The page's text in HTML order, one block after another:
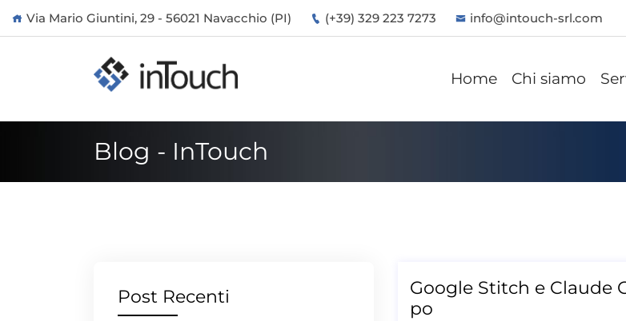
Via Mario Giuntini, 29 - 56021 Navacchio (PI) (+39) 329 223 7273 info@intouch-srl.com
Home Chi siamo
Blog - InTouch
Post Recenti
Google Stitch e Claude
po